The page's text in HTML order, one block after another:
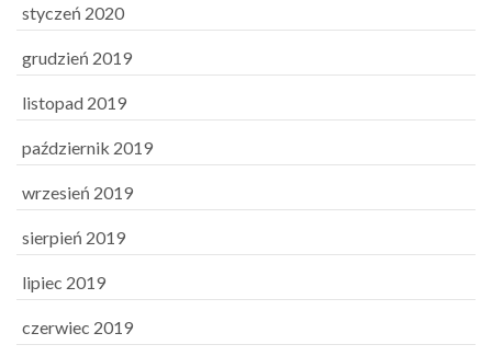
styczeń 2020
grudzień 2019
listopad 2019
październik 2019
wrzesień 2019
sierpień 2019
lipiec 2019
czerwiec 2019